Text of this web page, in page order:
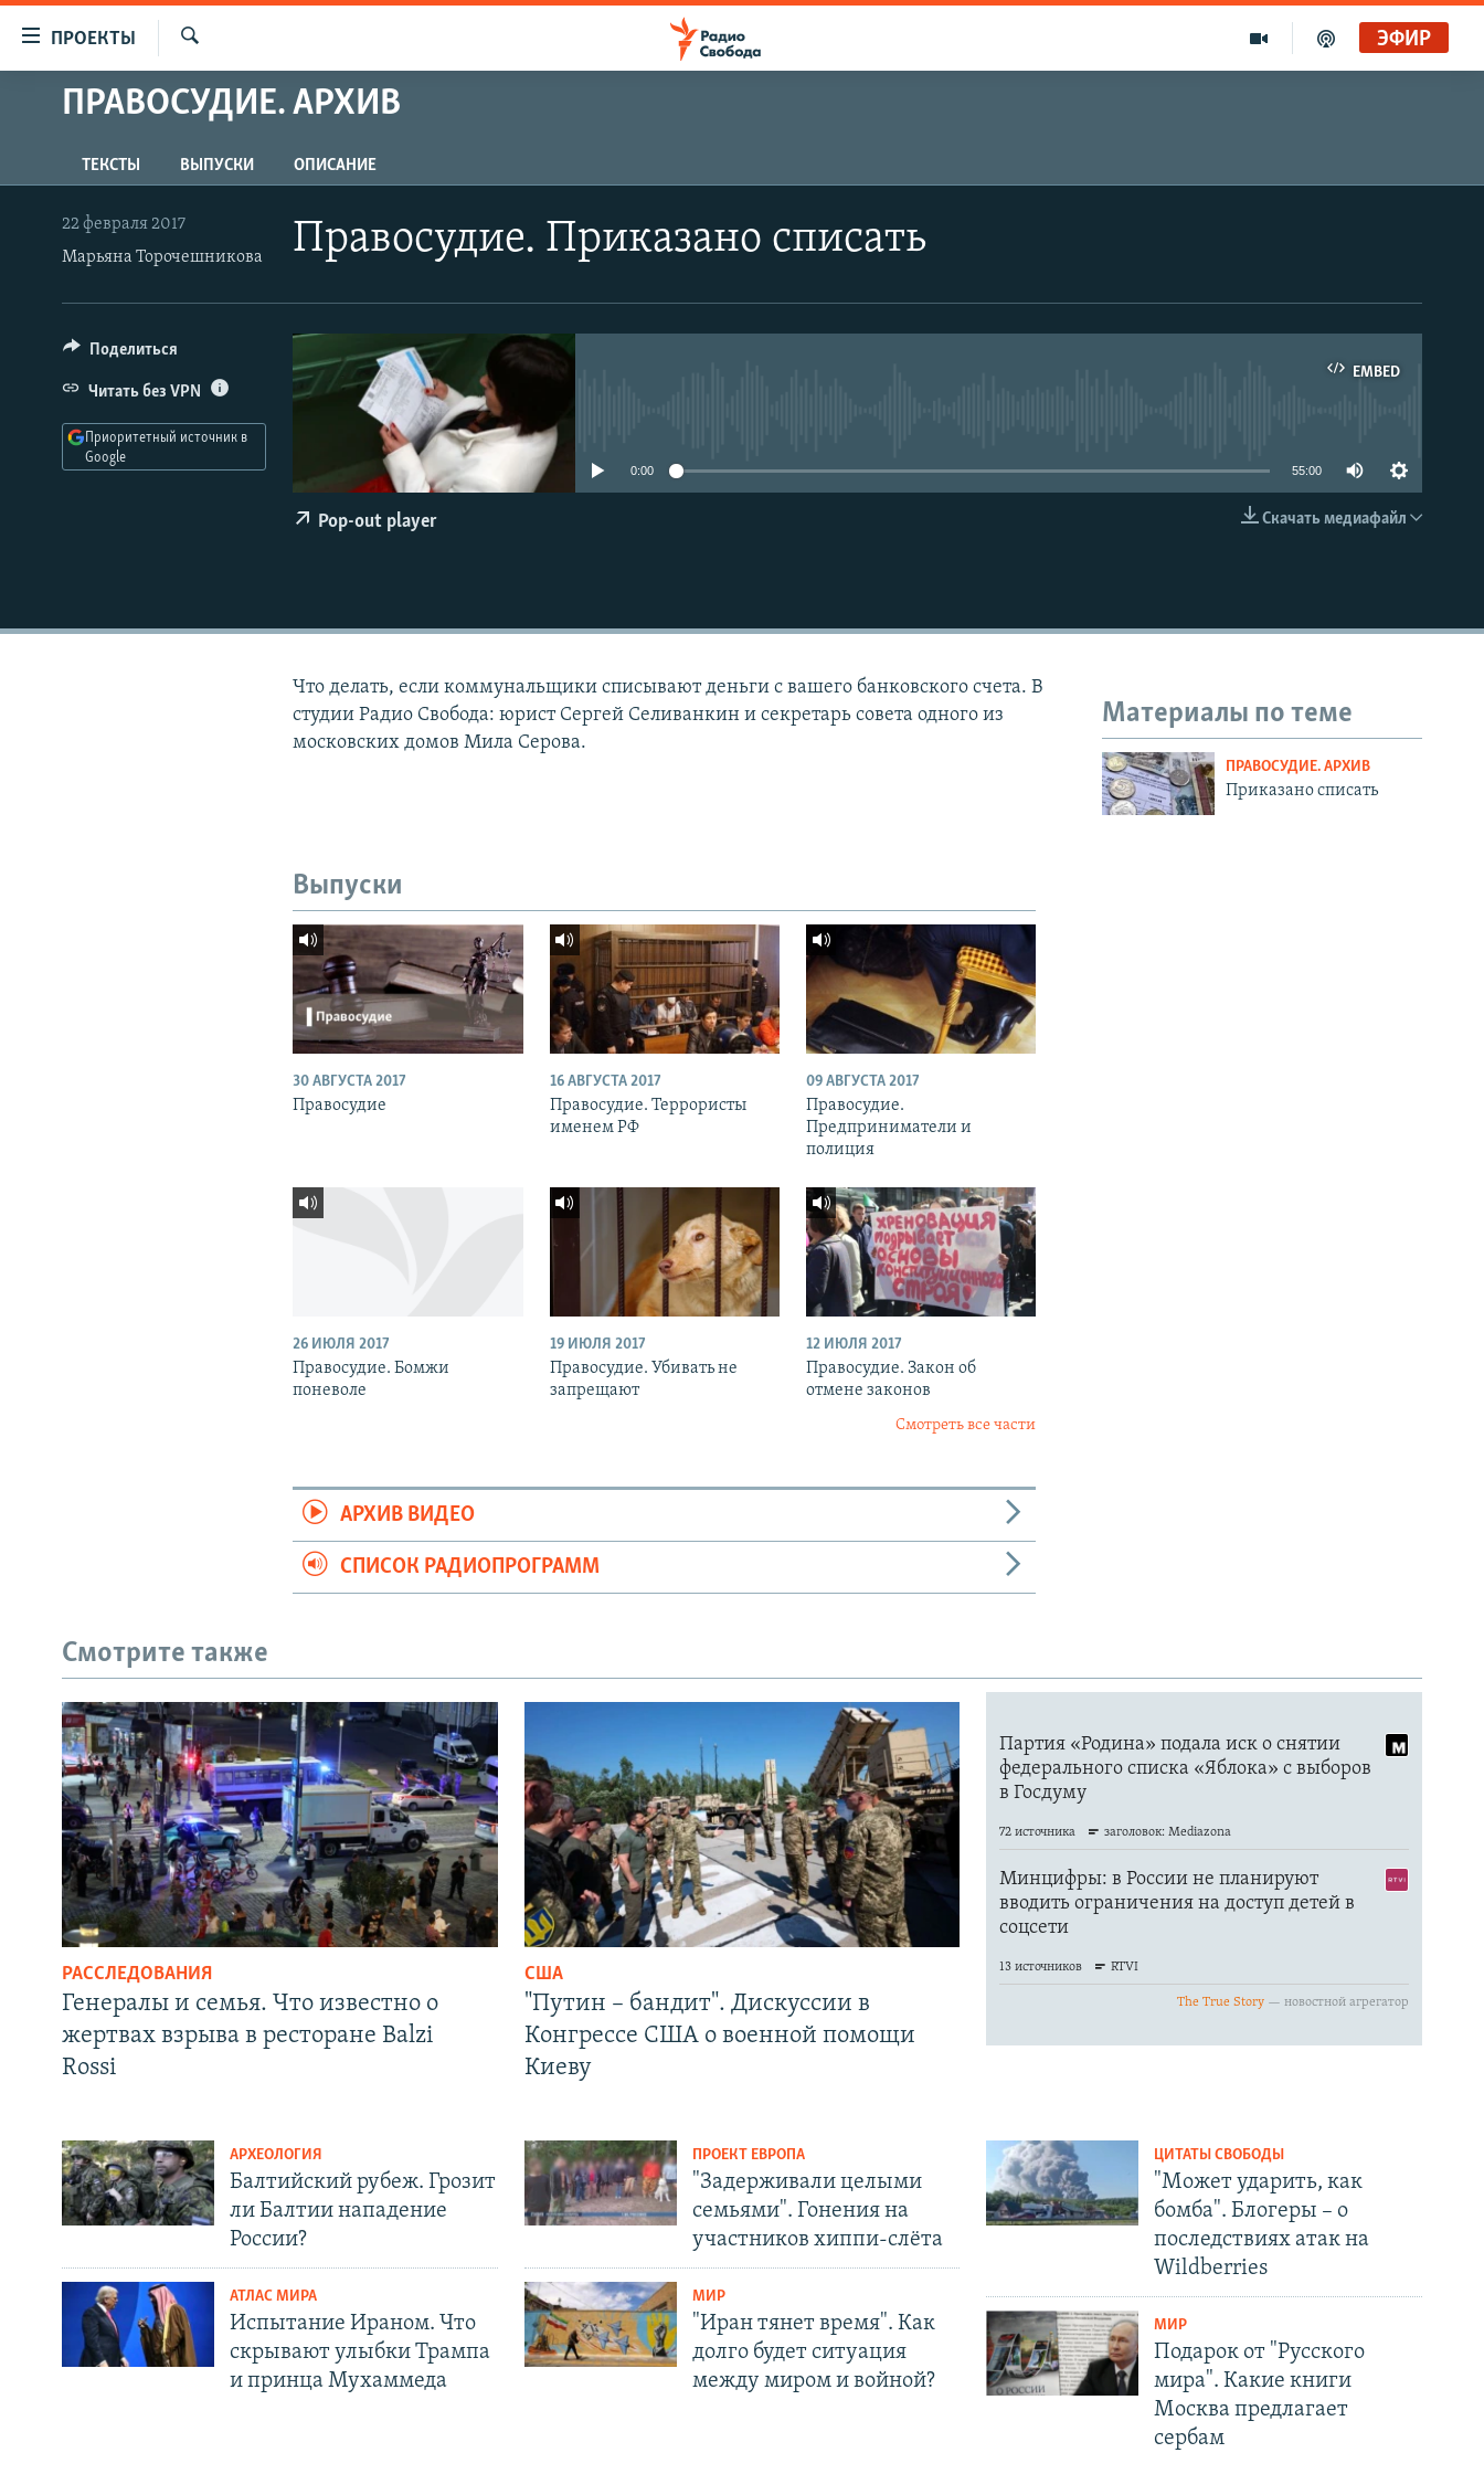
упрощенного
Вернуться
к
основному
содержанию
навигации
Вернутся
ПРОЕКТЫ
ПРОГРАММЫ
АВТОРСКИЕ ПРОЕКТЫ
ЦИТАТЫ СВОБОДЫ
МНЕНИЯ
КУЛЬТУРА
IDEL.РЕАЛИИ
КАВКАЗ.РЕАЛИИ
СЕВЕР.РЕАЛИИ
СИБИРЬ.РЕАЛИИ
ЭФИР
ПРАВОСУДИЕ. АРХИВ
ТЕКСТЫ ВЫПУСКИ ОПИСАНИЕ
Правосудие. Приказано списать
22 февраля 2017
Марьяна Торочешникова
EMBED
EMBED
0:00 55:00
Скачать медиафайл
Pop-out player
Поделиться
Читать без VPN
Приоритетный источник в
Google
Что делать, если коммунальщики списывают деньги с вашего банковского счета. В
студии Радио Свобода: юрист Сергей Селиванкин и секретарь совета одного из
московских домов Мила Серова.
Материалы по теме
ПРАВОСУДИЕ. АРХИВ
Приказано списать
Выпуски
30 АВГУСТА 2017
Правосудие
16 АВГУСТА 2017
Правосудие. Террористы
именем РФ
09 АВГУСТА 2017
Правосудие.
Предприниматели и
полиция
26 ИЮЛЯ 2017
Правосудие. Бомжи
поневоле
19 ИЮЛЯ 2017
Правосудие. Убивать не
запрещают
12 ИЮЛЯ 2017
Правосудие. Закон об
отмене законов
Смотреть все части
АРХИВ ВИДЕО
СПИСОК РАДИОПРОГРАММ
Смотрите также
РАССЛЕДОВАНИЯ
Генералы и семья. Что известно о
жертвах взрыва в ресторане Balzi
Rossi
США
"Путин – бандит". Дискуссии в
Конгрессе США о военной помощи
Киеву
АРХЕОЛОГИЯ
Балтийский рубеж. Грозит
ли Балтии нападение
России?
АТЛАС МИРА
Испытание Ираном. Что
скрывают улыбки Трампа
и принца Мухаммеда
ПРОЕКТ ЕВРОПА
"Задерживали целыми
семьями". Гонения на
участников хиппи-слёта
МИР
"Иран тянет время". Как
долго будет ситуация
между миром и войной?
ЦИТАТЫ СВОБОДЫ
"Может ударить, как
бомба". Блогеры – о
последствиях атак на
Wildberries
МИР
Подарок от "Русского
мира". Какие книги
Москва предлагает
сербам